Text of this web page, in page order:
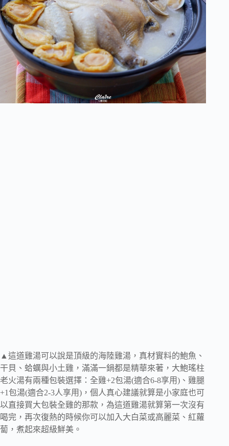
▲這道雞湯可以說是頂級的海陸雞湯，真材實料的鮑魚、
干貝、蛤蠣與小土雞，滿滿一鍋都是精華來著，大鮑瑤柱
老火湯有兩種包裝選擇：全雞+2包湯(適合6-8享用)、雞腿
+1包湯(適合2-3人享用)，個人真心建議就算是小家庭也可
以直接買大包裝全雞的那款，為這道雞湯就算第一次沒有
喝完，再次復熱的時候你可以加入大白菜或高麗菜、紅蘿
蔔，煮起來超級鮮美。